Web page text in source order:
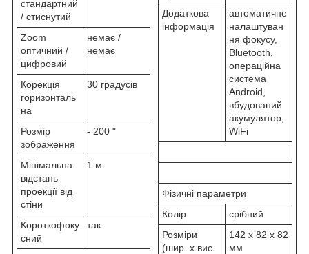
стандартний
/ стиснутий
Zoom
оптичний /
цифровий
немає /
немає
Корекція
горизонталь
на
30 градусів
Розмір
зображення
- 200 "
Мінімальна
відстань
проекції від
стіни
1 м
Короткофоку
сний
так
Додаткова
інформація
автоматичне
налаштуван
ня фокусу,
Bluetooth,
операційна
система
Android,
вбудований
акумулятор,
WiFi
Фізичні параметри
Колір
срібний
Розміри
(шир. x вис.
142 x 82 x 82
мм